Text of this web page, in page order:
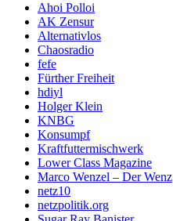
Ahoi Polloi
AK Zensur
Alternativlos
Chaosradio
fefe
Fürther Freiheit
hdiyl
Holger Klein
KNBG
Konsumpf
Kraftfuttermischwerk
Lower Class Magazine
Marco Wenzel – Der Wenz
netz10
netzpolitik.org